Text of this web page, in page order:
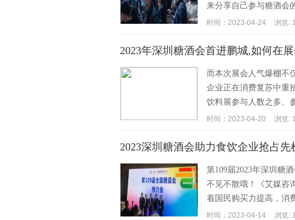
来分享自己参与糖酒会
时间：2023-04-24 浏览:
2023年深圳糖酒会首进鹏城,如何在
而本次展会人气爆棚不
企业正在消费复苏中重
饮料展参与人数之多、
时间：2023-04-20 浏览:
2023深圳糖酒会助力食饮企业抢占先
第109届2023年深圳糖
不见不散哦！《艾媒咨
着国民购买力提高，消
时间：2023-04-14 浏览: